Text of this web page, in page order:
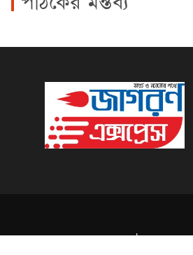
Powered by:Techno Haat| All right